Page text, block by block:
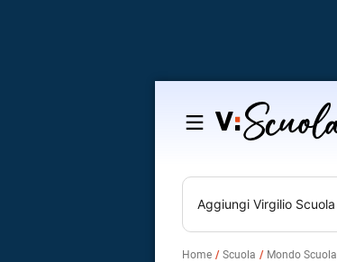
Salta
contenuto
Aggiungi Virgilio Scuola
Home Scuola Mondo Scuola